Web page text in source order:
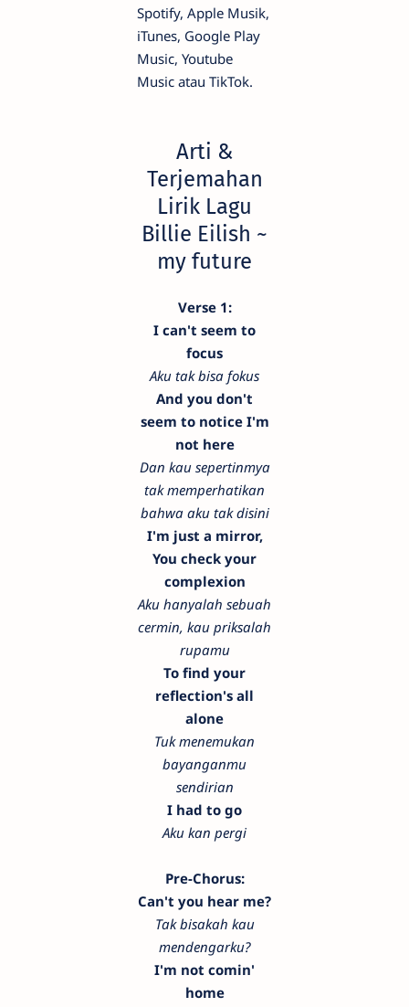
Spotify, Apple Musik,
iTunes, Google Play
Music, Youtube
Music atau TikTok.
Arti &
Terjemahan
Lirik Lagu
Billie Eilish ~
my future
Verse 1:
I can't seem to
focus
Aku tak bisa fokus
And you don't
seem to notice I'm
not here
Dan kau sepertinmya
tak memperhatikan
bahwa aku tak disini
I'm just a mirror,
You check your
complexion
Aku hanyalah sebuah
cermin, kau priksalah
rupamu
To find your
reflection's all
alone
Tuk menemukan
bayanganmu
sendirian
I had to go
Aku kan pergi
Pre-Chorus:
Can't you hear me?
Tak bisakah kau
mendengarku?
I'm not comin'
home